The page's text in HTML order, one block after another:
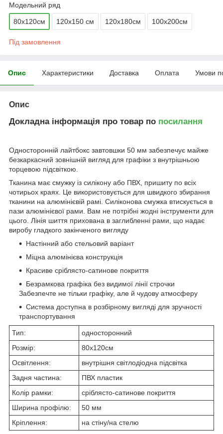
Модельний ряд
80х120см 120х150 см 120х180см 100х200см
Під замовлення
Опис Характеристики Доставка Оплата Умови
Опис
Докладна інформація про товар по посилання
Односторонній лайтбокс завтовшки 50 мм забезпечує майже
безкаркасний зовнішній вигляд для графіки з внутрішньою
торцевою підсвіткою.
Тканина має смужку із силікону або ПВХ, пришиту по всіх
чотирьох краях. Це використовується для швидкого збирання
тканини на алюмінієвій рамі. Силіконова смужка втискується в
пази алюмінієвої рами. Вам не потрібні жодні інструменти для
цього. Лінія шиття прихована в заглибленні рами, що надає
виробу гладкого закінченого вигляду
Настінний або стельовий варіант
Міцна алюмінієва конструкція
Красиве сріблясто-сатинове покриття
Безрамкова графіка без видимої лінії строчки
Забезпечте не тільки графіку, але й чудову атмосферу
Система доступна в розбірному вигляді для зручності
транспортування
Тип:
односторонний
Розмір:
80х120см
Освітлення:
внутрішня світлодіодна підсвітка
Задня частина:
ПВХ пластик
Колір рамки:
сріблясто-сатинове покриття
Ширина профілю:
50 мм
Кріплення:
на стіну/на стелю